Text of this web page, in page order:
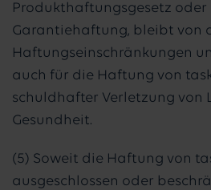
Produkthaftungsgesetz oder
Garantiehaftung, bleibt von
Haftungseinschränkungen
auch für die Haftung von
schuldhafter Verletzung von
Gesundheit.
(5) Soweit die Haftung von
ausgeschlossen oder